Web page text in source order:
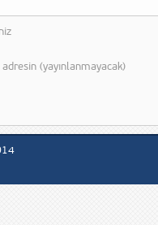
(yayınlanmayacak)